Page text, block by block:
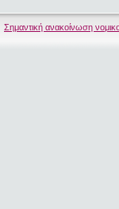
Σημαντική ανακοίνωση